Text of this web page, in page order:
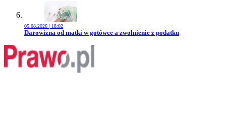
05.08.2026 | 18:02
Przejdź do artykułu:
Darowizna od matki w gotówce a zwolnienie z podatku